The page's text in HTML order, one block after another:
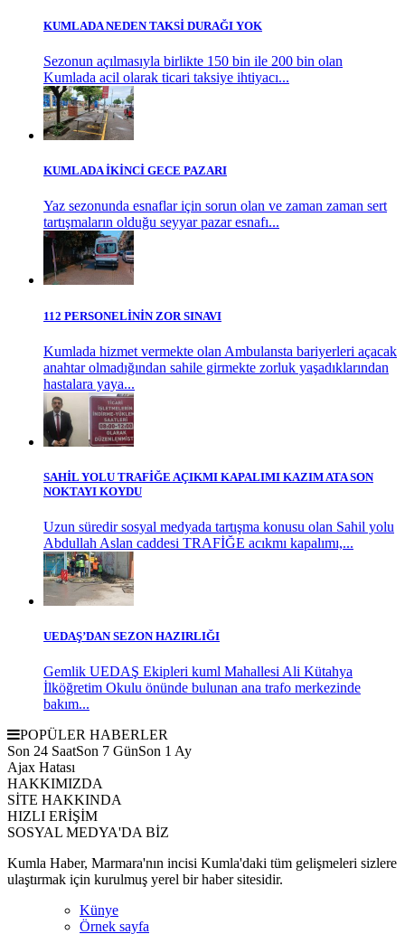
KUMLADA NEDEN TAKSİ DURAĞI YOK
Sezonun açılmasıyla birlikte 150 bin ile 200 bin olan
Kumlada acil olarak ticari taksiye ihtiyacı...
KUMLADA İKİNCİ GECE PAZARI
Yaz sezonunda esnaflar için sorun olan ve zaman zaman sert
tartışmaların olduğu seyyar pazar esnafı...
112 PERSONELİNİN ZOR SINAVI
Kumlada hizmet vermekte olan Ambulansta bariyerleri açacak
anahtar olmadığından sahile girmekte zorluk yaşadıklarından
hastalara yaya...
SAHİL YOLU TRAFİĞE AÇIKMI KAPALIMI KAZIM ATA SON
NOKTAYI KOYDU
Uzun süredir sosyal medyada tartışma konusu olan Sahil yolu
Abdullah Aslan caddesi TRAFİĞE acıkmı kapalımı,...
UEDAŞ’DAN SEZON HAZIRLIĞI
Gemlik UEDAŞ Ekipleri kuml Mahallesi Ali Kütahya
İlköğretim Okulu önünde bulunan ana trafo merkezinde
bakım...
POPÜLER HABERLER
Son 24 SaatSon 7 GünSon 1 Ay
Ajax Hatası
HAKKIMIZDA
SİTE HAKKINDA
HIZLI ERİŞİM
SOSYAL MEDYA'DA BİZ
Kumla Haber, Marmara'nın incisi Kumla'daki tüm gelişmeleri sizlere
ulaştırmak için kurulmuş yerel bir haber sitesidir.
Künye
Örnek sayfa